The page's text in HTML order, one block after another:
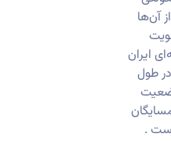
آن‌ها
ایران
طول
.